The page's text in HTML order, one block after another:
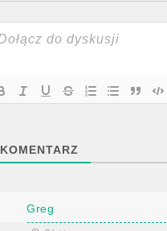
KOMENTARZ
Greg